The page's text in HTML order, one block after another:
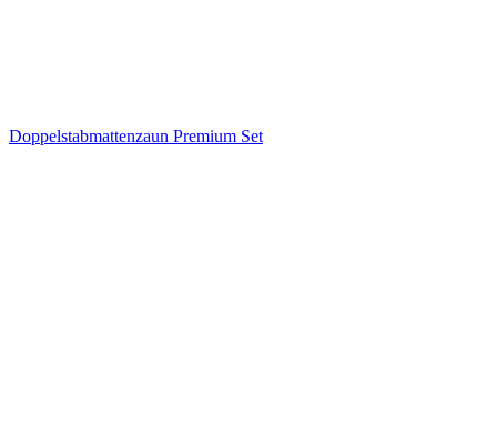
Doppelstabmattenzaun Premium Set